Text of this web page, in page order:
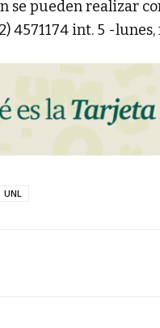
se pueden realizar
4571174 int. 5 -lunes,
UNL